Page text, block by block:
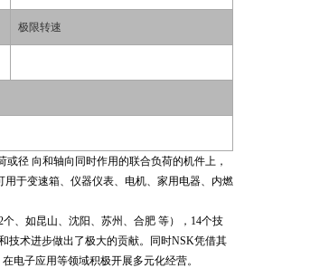
极限转速
径 向和轴向同时作用的联合负荷的机件上，
于变速箱、仪器仪表、电机、家用电器、内燃
、如昆山、沈阳、苏州、合肥 等），14个技
技术进步做出了极大的贡献。同时NSK凭借其
电子应用等领域积极开展多元化经营。